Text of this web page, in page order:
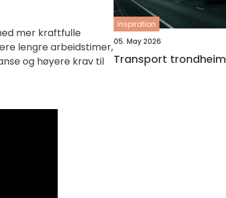
mer kraftfulle
lengre arbeidstimer,
og høyere krav til
inspiration
05. May 2026
Transport trondheim